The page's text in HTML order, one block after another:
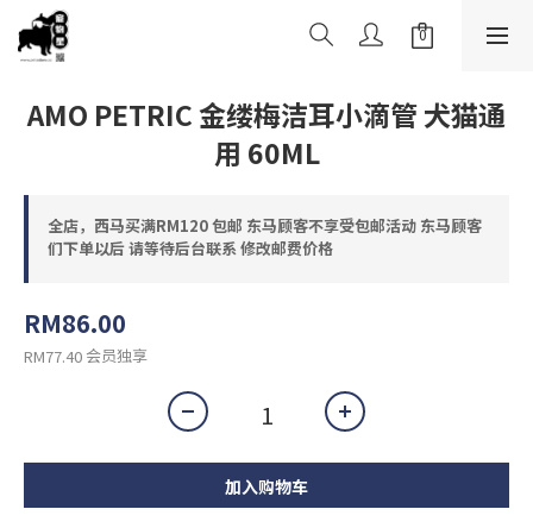
AMO PETRIC 金缕梅洁耳小滴管 犬猫通
用 60ML
全店，西马买满RM120 包邮 东马顾客不享受包邮活动 东马顾客
们下单以后 请等待后台联系 修改邮费价格
RM86.00
RM77.40 会员独享
加入购物车